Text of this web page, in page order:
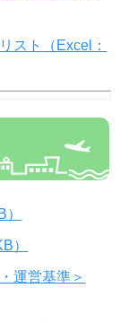
スト（Excel：
）
運営基準＞